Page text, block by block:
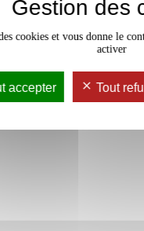
Gestion des
cookies et vous donne le
activer
accepter Tout